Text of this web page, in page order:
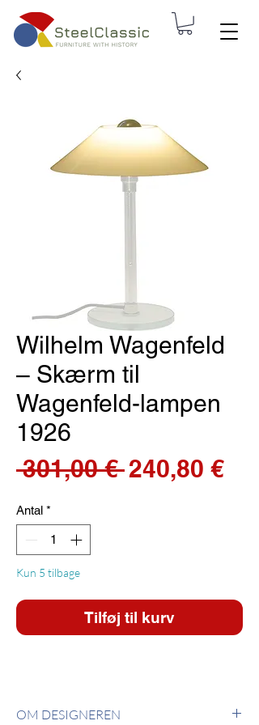
Wilhelm Wagenfeld
– Skærm til
Wagenfeld-lampen
1926
301,00 € Regulær
240,80 €
Antal *
Kun 5 tilbage
Tilføj til kurv
OM DESIGNEREN